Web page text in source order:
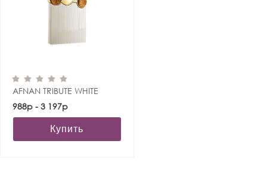
AFNAN TRIBUTE WHITE
988р - 3 197р
Купить